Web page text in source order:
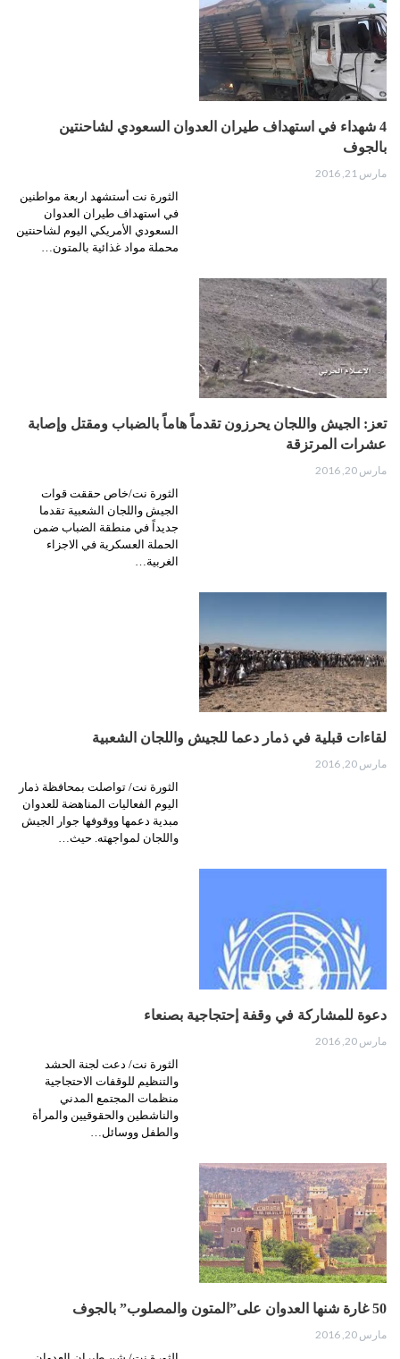
4 شهداء في استهداف طيران العدوان السعودي لشاحنتين
بالجوف
مارس 21, 2016
الثورة نت أستشهد اربعة مواطنين
في استهداف طيران العدوان
السعودي الأمريكي اليوم لشاحنتين
محملة مواد غذائية بالمتون…
تعز: الجيش واللجان يحرزون تقدماً هاماً بالضباب ومقتل وإصابة
عشرات المرتزقة
مارس 20, 2016
الثورة نت/خاص حققت قوات
الجيش واللجان الشعبية تقدما
جديداً في منطقة الضباب ضمن
الحملة العسكرية في الاجزاء
الغربية…
لقاءات قبلية في ذمار دعما للجيش واللجان الشعبية
مارس 20, 2016
الثورة نت/ تواصلت بمحافظة ذمار
اليوم الفعاليات المناهضة للعدوان
مبدية دعمها ووقوفها جوار الجيش
واللجان لمواجهته. حيث…
دعوة للمشاركة في وقفة إحتجاجية بصنعاء
مارس 20, 2016
الثورة نت/ دعت لجنة الحشد
والتنظيم للوقفات الاحتجاجية
منظمات المجتمع المدني
والناشطين والحقوقيين والمرأة
والطفل ووسائل…
50 غارة شنها العدوان على”المتون والمصلوب” بالجوف
مارس 20, 2016